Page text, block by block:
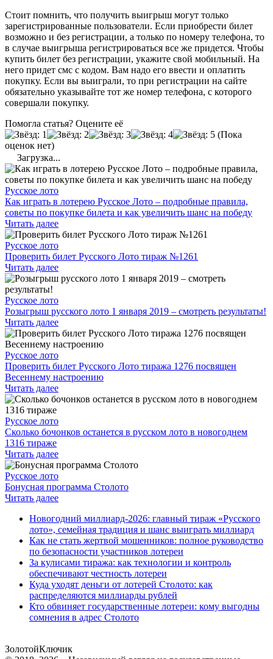
Стоит помнить, что получить выигрыш могут только
зарегистрированные пользователи. Если приобрести билет
возможно и без регистрации, а только по номеру телефона, то
в случае выигрыша регистрироваться все же придется. Чтобы
купить билет без регистрации, укажите свой мобильный. На
него придет смс с кодом. Вам надо его ввести и оплатить
покупку. Если вы выиграли, то при регистрации на сайте
обязательно указывайте тот же номер телефона, с которого
совершали покупку.
Помогла статья? Оцените её
(Пока
оценок нет)
Загрузка...
Русское лото
Как играть в лотерею Русское Лото – подробные правила,
советы по покупке билета и как увеличить шанс на победу
Читать далее
Русское лото
Проверить билет Русского Лото тираж №1261
Читать далее
Русское лото
Розыгрыш русского лото 1 января 2019 – смотреть результаты!
Читать далее
Русское лото
Проверить билет Русского Лото тиража 1276 посвящен
Весеннему настроению
Читать далее
Русское лото
Сколько бочонков останется в русском лото в новогоднем
1316 тираже
Читать далее
Русское лото
Бонусная программа Столото
Читать далее
Новогодний миллиард-2026: главный тираж «Русского
лото», семейная традиция и шанс выиграть миллиард
Как не стать жертвой мошенников: полное руководство
по безопасности участников лотереи
За кулисами тиража: как технологии и контроль
обеспечивают честность лотереи
Куда уходят деньги от лотерей Столото: как
распределяются миллиарды рублей
Кто обвиняет государственные лотереи: кому выгодны
сомнения в адрес Столото
ЗолотойКлючик